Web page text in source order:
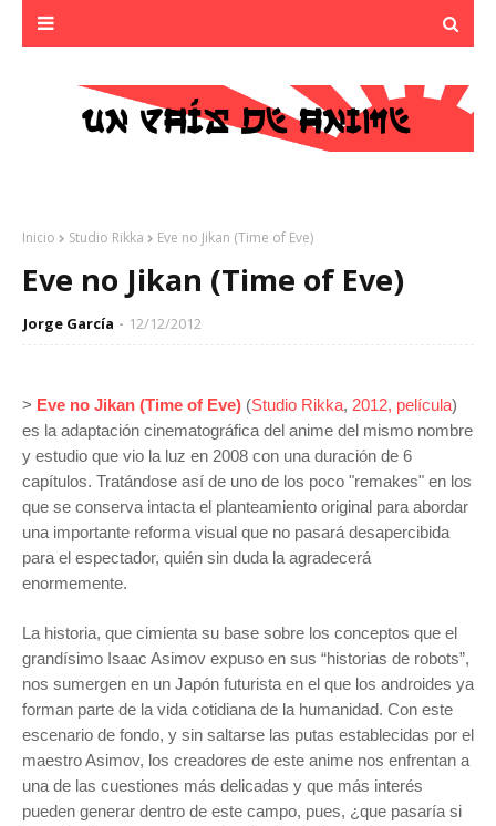
Inicio Studio Rikka Eve no Jikan (Time of Eve)
Eve no Jikan (Time of Eve)
Jorge García 12/12/2012
> Eve no Jikan (Time of Eve) (Studio Rikka, 2012, película)
es la adaptación cinematográfica del anime del mismo nombre
y estudio que vio la luz en 2008 con una duración de 6
capítulos. Tratándose así de uno de los poco "remakes" en los
que se conserva intacta el planteamiento original para abordar
una importante reforma visual que no pasará desapercibida
para el espectador, quién sin duda la agradecerá
enormemente.
La historia, que cimienta su base sobre los conceptos que el
grandísimo Isaac Asimov expuso en sus “historias de robots”,
nos sumergen en un Japón futurista en el que los androides ya
forman parte de la vida cotidiana de la humanidad. Con este
escenario de fondo, y sin saltarse las putas establecidas por el
maestro Asimov, los creadores de este anime nos enfrentan a
una de las cuestiones más delicadas y que más interés
pueden generar dentro de este campo, pues, ¿que pasaría si